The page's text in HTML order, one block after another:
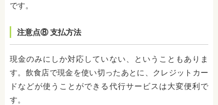
です。
注意点⑧支払方法
現金のみにしか対応していない、ということもありま
す。飲食店で現金を使い切ったあとに、クレジットカー
ドなどが使うことができる代行サービスは大変便利で
す。